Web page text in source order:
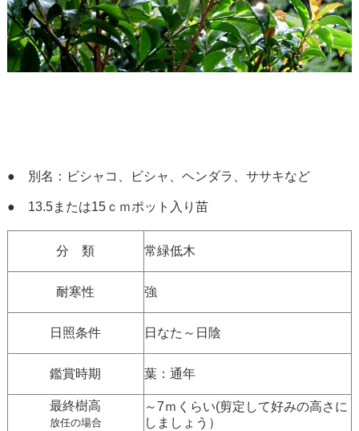
● 別名：ビシャコ、ビシャ、ヘンダラ、ササキなど
● 13.5または15ｃｍポット入り苗
分 類 常緑低木
耐寒性 強
日照条件 日なた～日陰
鑑賞時期 葉：通年
最終樹高
放任の場合
～7ｍくらい(剪定して好みの高さに
しましょう）